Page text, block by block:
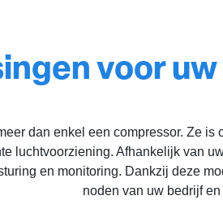
voor
dan enkel een compressor. Ze
luchtvoorziening. Afhankelijk van
en monitoring. Dankzij deze
noden van uw bedrijf